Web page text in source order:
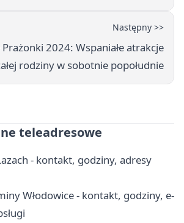
Następny >>
2024: Wspaniałe atrakcje
rodziny w sobotnie popołudnie
teleadresowe
- kontakt, godziny, adresy
Włodowice - kontakt, godziny, e-